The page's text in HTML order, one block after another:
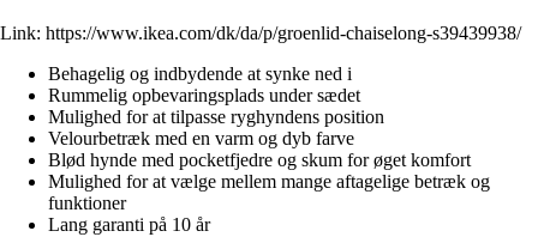
Link: https://www.ikea.com/dk/da/p/groenlid-chaiselong-s39439938/
Behagelig og indbydende at synke ned i
Rummelig opbevaringsplads under sædet
Mulighed for at tilpasse ryghyndens position
Velourbetræk med en varm og dyb farve
Blød hynde med pocketfjedre og skum for øget komfort
Mulighed for at vælge mellem mange aftagelige betræk og
funktioner
Lang garanti på 10 år